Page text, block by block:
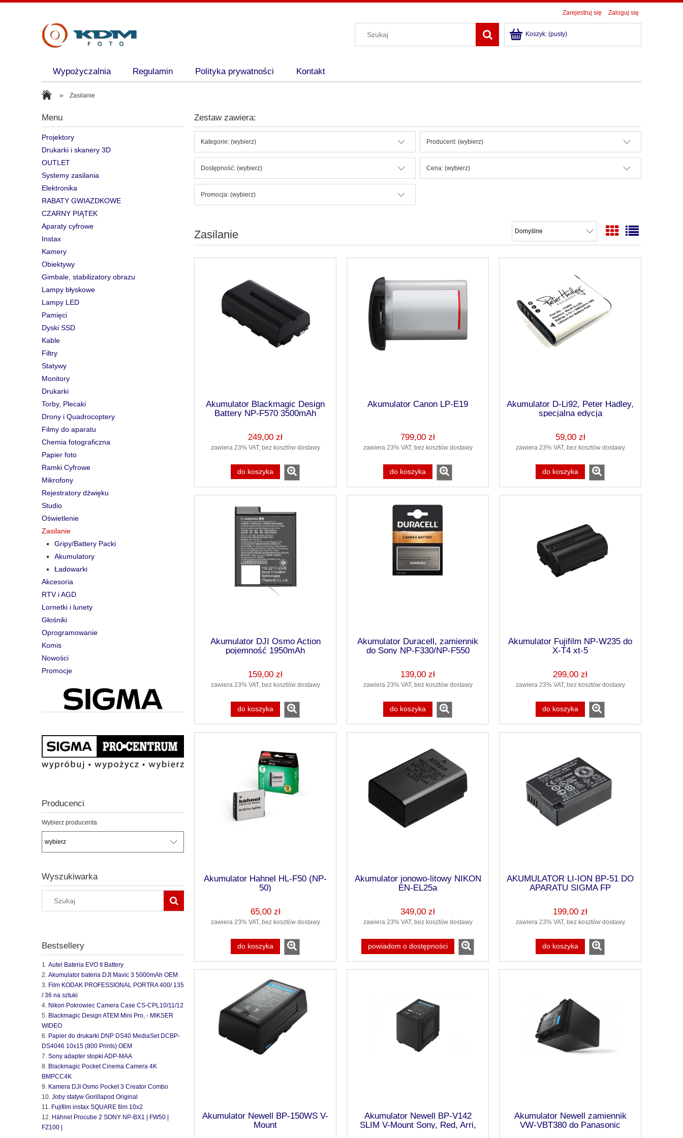
Zarejestruj się Zaloguj się
Koszyk: (pusty)
Wypożyczalnia Regulamin Polityka prywatności Kontakt
» Zasilanie
Menu
Projektory
Drukarki i skanery 3D
OUTLET
Systemy zasilania
Elektronika
RABATY GWIAZDKOWE
CZARNY PIĄTEK
Aparaty cyfrowe
Instax
Kamery
Obiektywy
Gimbale, stabilizatory obrazu
Lampy błyskowe
Lampy LED
Pamięci
Dyski SSD
Kable
Filtry
Statywy
Monitory
Drukarki
Torby, Plecaki
Drony i Quadrocoptery
Filmy do aparatu
Chemia fotograficzna
Papier foto
Ramki Cyfrowe
Mikrofony
Rejestratory dźwięku
Studio
Oświetlenie
Zasilanie
Gripy/Battery Packi
Akumulatory
Ładowarki
Akcesoria
RTV i AGD
Lornetki i lunety
Głośniki
Oprogramowanie
Komis
Nowości
Promocje
Producenci
Wybierz producenta
Wyszukiwarka
Bestsellery
Autel Bateria EVO II Battery
Akumulator bateria DJI Mavic 3 5000mAh OEM
Film KODAK PROFESSIONAL PORTRA 400/ 135
/ 36 na sztuki
Nikon Pokrowiec Camera Case CS-CPL10/11/12
Blackmagic Design ATEM Mini Pro, - MIKSER
WIDEO
Papier do drukarki DNP DS40 MediaSet DCBP-
DS4046 10x15 (800 Prints) OEM
Sony adapter stopki ADP-MAA
Blackmagic Pocket Cinema Camera 4K
BMPCC4K
Kamera DJI Osmo Pocket 3 Creator Combo
Joby statyw Gorillapod Original
Fujifilm instax SQUARE film 10x2
Hähnel Procube 2 SONY NP-BX1 | FW50 |
FZ100 |
Zestaw zawiera:
Kategorie: (wybierz) Producent: (wybierz)
Dostępność: (wybierz) Cena: (wybierz)
Promocja: (wybierz)
Zasilanie
Akumulator Blackmagic Design
Battery NP-F570 3500mAh
249,00 zł
zawiera 23% VAT, bez kosztów dostawy
do koszyka
Akumulator Canon LP-E19
799,00 zł
zawiera 23% VAT, bez kosztów dostawy
do koszyka
Akumulator D-Li92, Peter Hadley,
specjalna edycja
59,00 zł
zawiera 23% VAT, bez kosztów dostawy
do koszyka
Akumulator DJI Osmo Action
pojemność 1950mAh
159,00 zł
zawiera 23% VAT, bez kosztów dostawy
do koszyka
Akumulator Duracell, zamiennik
do Sony NP-F330/NP-F550
139,00 zł
zawiera 23% VAT, bez kosztów dostawy
do koszyka
Akumulator Fujifilm NP-W235 do
X-T4 xt-5
299,00 zł
zawiera 23% VAT, bez kosztów dostawy
do koszyka
Akumulator Hahnel HL-F50 (NP-
50)
65,00 zł
zawiera 23% VAT, bez kosztów dostawy
do koszyka
Akumulator jonowo-litowy NIKON
EN-EL25a
349,00 zł
zawiera 23% VAT, bez kosztów dostawy
powiadom o dostępności
AKUMULATOR LI-ION BP-51 DO
APARATU SIGMA FP
199,00 zł
zawiera 23% VAT, bez kosztów dostawy
do koszyka
Akumulator Newell BP-150WS V-
Mount
Akumulator Newell BP-V142
SLIM V-Mount Sony, Red, Arri,
Akumulator Newell zamiennik
VW-VBT380 do Panasonic